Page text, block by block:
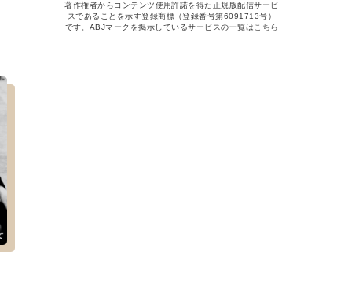
著作権者からコンテンツ使用許諾を得た正規版配信サービ
スであることを示す登録商標（登録番号第6091713号）
です。ABJマークを掲示しているサービスの一覧はこちら